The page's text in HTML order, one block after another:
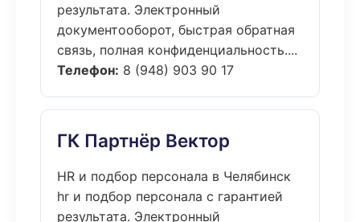
результата. Электронный
документооборот, быстрая обратная
связь, полная конфиденциальность....
Телефон: 8 (948) 903 90 17
ГК Партнёр Вектор
HR и подбор персонала в Челябинск
hr и подбор персонала с гарантией
результата. Электронный